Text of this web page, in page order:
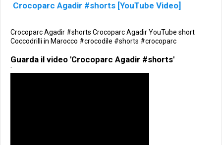
Crocoparc Agadir #shorts [YouTube Video]
Crocoparc Agadir #shorts Crocoparc Agadir YouTube short
Coccodrilli in Marocco #crocodile #shorts #crocoparc
Guarda il video 'Crocoparc Agadir #shorts'
: